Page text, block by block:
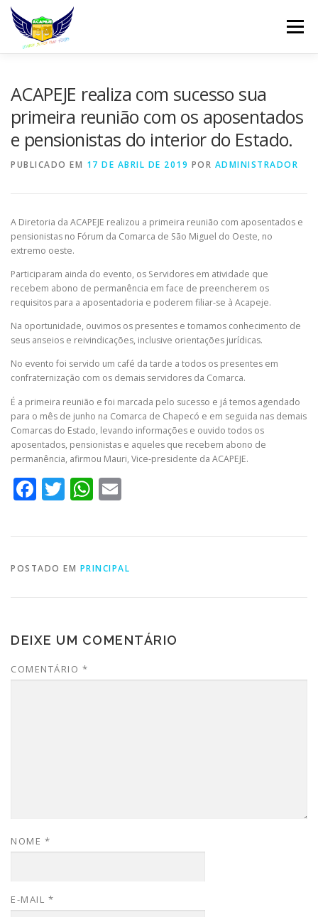
Pular
para
conteúdo
Menu
REINVINDICAÇÕES FILIAÇÃO NOTÍCIAS
ACAPEJE realiza com sucesso sua
primeira reunião com os aposentados
e pensionistas do interior do Estado.
PUBLICADO EM 17 DE ABRIL DE 2019 POR ADMINISTRADOR
A Diretoria da ACAPEJE realizou a primeira reunião com aposentados e
pensionistas no Fórum da Comarca de São Miguel do Oeste, no
extremo oeste.
Participaram ainda do evento, os Servidores em atividade que
recebem abono de permanência em face de preencherem os
requisitos para a aposentadoria e poderem filiar-se à Acapeje.
Na oportunidade, ouvimos os presentes e tomamos conhecimento de
seus anseios e reivindicações, inclusive orientações jurídicas.
No evento foi servido um café da tarde a todos os presentes em
confraternização com os demais servidores da Comarca.
É a primeira reunião e foi marcada pelo sucesso e já temos agendado
para o mês de junho na Comarca de Chapecó e em seguida nas demais
Comarcas do Estado, levando informações e ouvido todos os
aposentados, pensionistas e aqueles que recebem abono de
permanência, afirmou Mauri, Vice-presidente da ACAPEJE.
Facebook
TwitterWhatsApp
POSTADO EM PRINCIPAL
DEIXE UM COMENTÁRIO
COMENTÁRIO *
NOME *
E-MAIL *